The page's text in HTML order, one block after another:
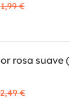
1,99 €
rosa suave
2,49 €